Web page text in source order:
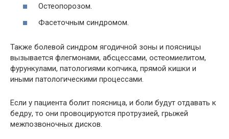
Остеопорозом.
Фасеточным синдромом.
Также болевой синдром ягодичной зоны и поясницы
вызывается флегмонами, абсцессами, остеомиелитом,
фурункулами, патологиями копчика, прямой кишки и
иными патологическими процессами.
Если у пациента болит поясница, и боли будут отдавать к
бедру, то они провоцируются протрузией, грыжей
межпозвоночных дисков.